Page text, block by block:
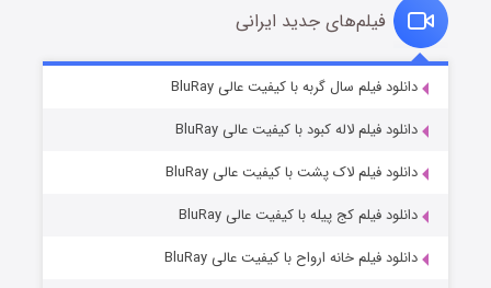
قسمت۷ (زیرنویس) منتشر شد
فیلم‌های جدید ایرانی
دانلود فیلم سال گربه با کیفیت عالی BluRay
دانلود فیلم لاله کبود با کیفیت عالی BluRay
دانلود فیلم لاک پشت با کیفیت عالی BluRay
دانلود فیلم کج‌ پیله با کیفیت عالی BluRay
دانلود فیلم خانه ارواح با کیفیت عالی BluRay